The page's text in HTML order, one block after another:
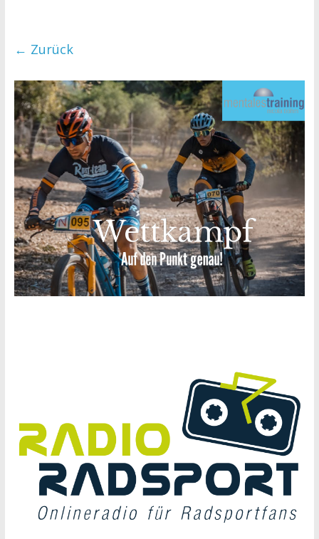
← Zurück